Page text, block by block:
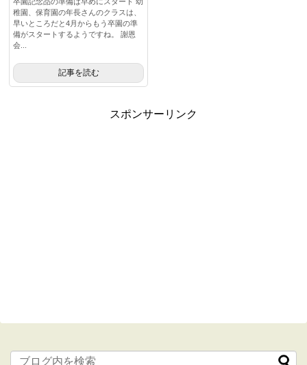
稚園、保育園の年長さんのクラスは、
早いところだと4月からもう卒園の準
備がスタートするようですね。 謝恩
会...
記事を読む
スポンサーリンク